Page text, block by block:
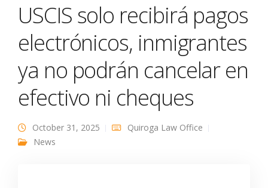
USCIS solo recibirá pagos
electrónicos, inmigrantes
ya no podrán cancelar en
efectivo ni cheques
October 31, 2025
Quiroga Law Office
News